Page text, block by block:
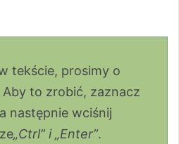
tekście, prosimy o
to zrobić, zaznacz
następnie wciśnij
„Ctrl” i „Enter”.